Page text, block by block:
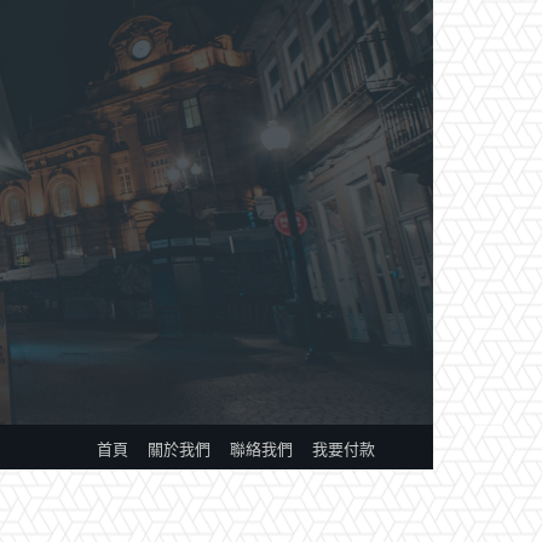
首頁 關於我們 聯絡我們 我要付款